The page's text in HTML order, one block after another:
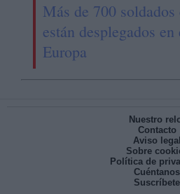
Más de 700 soldados
están desplegados
Europa
Nuestro
Contacto
Aviso legal
Sobre
Política de
Cuéntanos
Suscríbete